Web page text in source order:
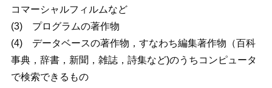
コマーシャルフィルムなど
(3) プログラムの著作物
(4) データベースの著作物，すなわち編集著作物（百科
事典，辞書，新聞，雑誌，詩集など)のうちコンピュータ
で検索できるもの